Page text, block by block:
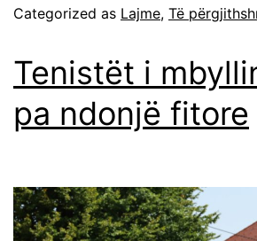
Categorized as Lajme, Të
Tenistët i
pa ndonjë fitore